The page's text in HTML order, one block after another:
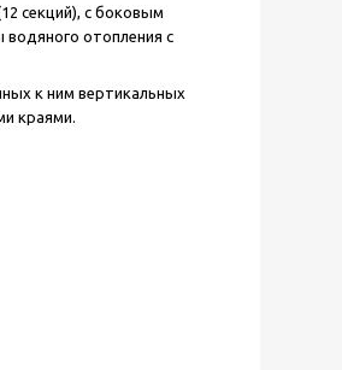
секций), с боковым
отопления с
к ним вертикальных
краями.